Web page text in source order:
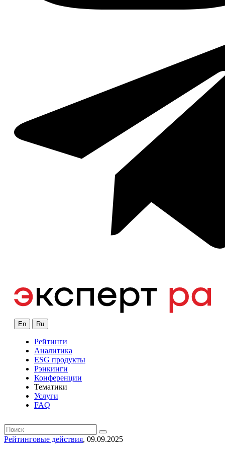
En Ru
Рейтинги
Аналитика
ESG продукты
Рэнкинги
Конференции
Тематики
Услуги
FAQ
Рейтинговые действия, 09.09.2025